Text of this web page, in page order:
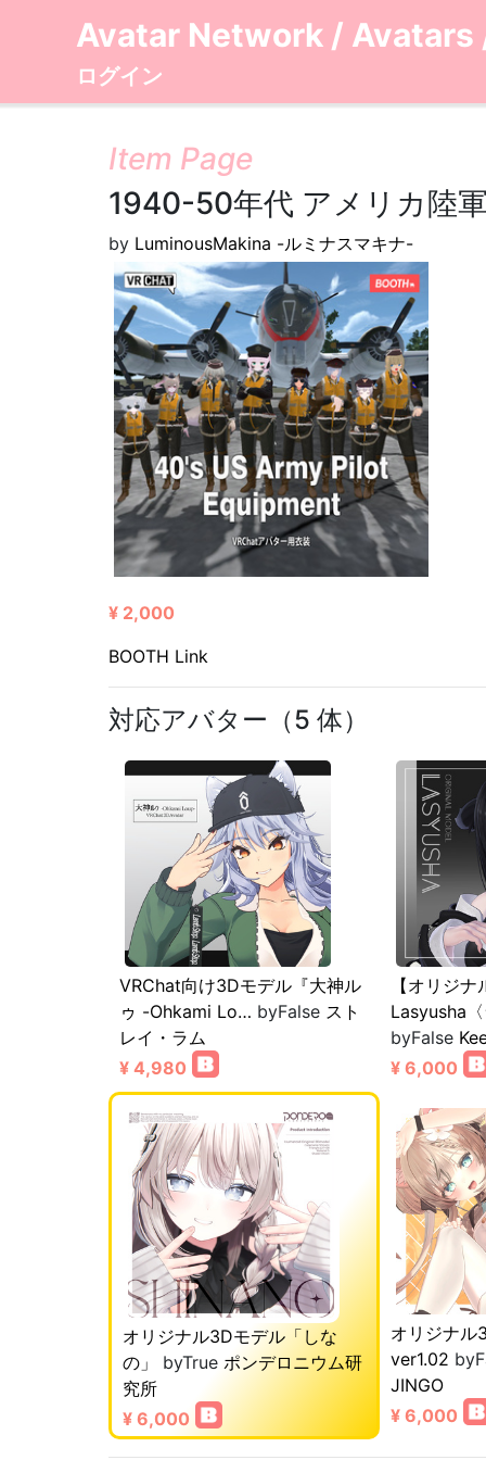
Avatar Network / Avatars
ログイン
Item Page
1940-50年代 アメリカ陸
by LuminousMakina -ルミナスマキナ-
¥ 2,000
BOOTH Link
対応アバター（5 体）
VRChat向け3Dモデル『大神ル
ゥ -Ohkami Lo… byFalse スト
レイ・ラム
¥ 4,980
【オリジ
Lasyusha
byFalse
¥ 6,000
オリジナル3Dモデル「しな
の」
byTrue ポンデロニウム研
究所
¥ 6,000
オリジナル
ver1.02
JINGO
¥ 6,000